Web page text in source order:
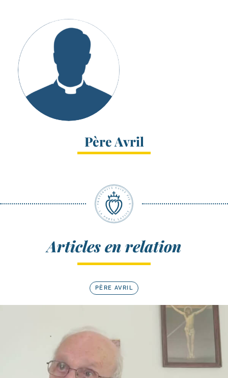
Père Avril
Articles en relation
PÈRE AVRIL